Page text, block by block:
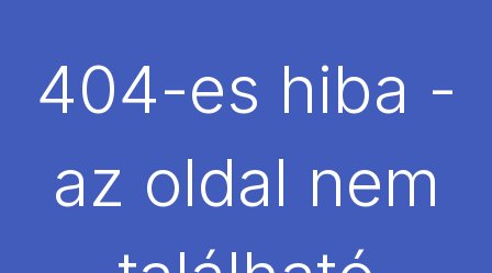
BÉREL
404-es hiba -
az oldal nem